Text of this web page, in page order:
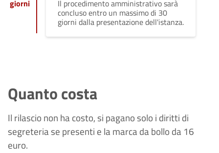
giorni Il procedimento amministrativo sarà
concluso entro un massimo di 30
giorni dalla presentazione dell'istanza.
Quanto costa
Il rilascio non ha costo, si pagano solo i diritti di
segreteria se presenti e la marca da bollo da 16
euro.